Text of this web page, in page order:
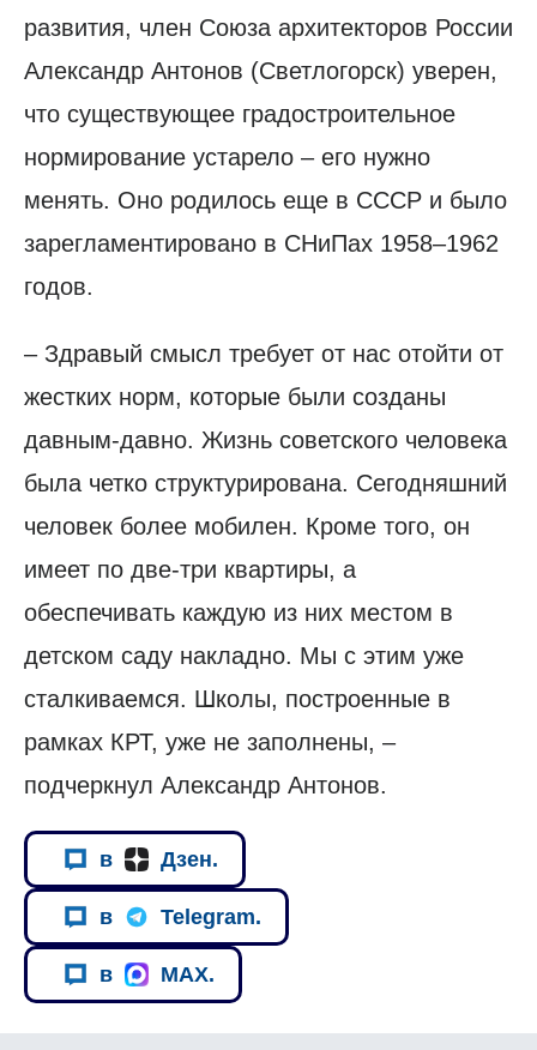
развития, член Союза архитекторов России
Александр Антонов (Светлогорск) уверен,
что существующее градостроительное
нормирование устарело – его нужно
менять. Оно родилось еще в СССР и было
зарегламентировано в СНиПах 1958–1962
годов.
– Здравый смысл требует от нас отойти от
жестких норм, которые были созданы
давным-давно. Жизнь советского человека
была четко структурирована. Сегодняшний
человек более мобилен. Кроме того, он
имеет по две-три квартиры, а
обеспечивать каждую из них местом в
детском саду накладно. Мы с этим уже
сталкиваемся. Школы, построенные в
рамках КРТ, уже не заполнены, –
подчеркнул Александр Антонов.
в Дзен.
в Telegram.
в MAX.